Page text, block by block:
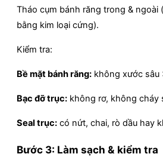
Tháo cụm bánh răng trong & ngoài
bằng kim loại cứng).
Kiểm tra:
Bề mặt bánh răng: không xước sâu
Bạc đỡ trục: không rơ, không cháy
Seal trục: có nứt, chai, rò dầu hay
Bước 3: Làm sạch & kiểm tra